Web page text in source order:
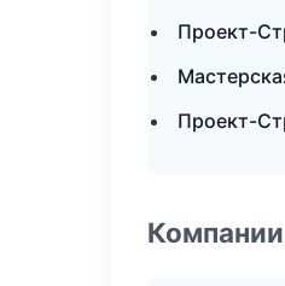
Проект-
Проект-